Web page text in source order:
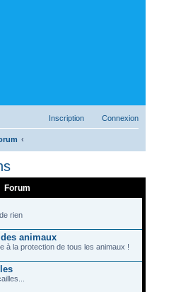
Connexion
Inscription
Forum
rien
animaux
à la protection de tous les animaux !